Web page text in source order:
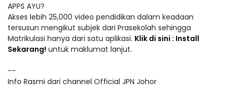
APPS AYU?
Akses lebih 25,000 video pendidikan dalam keadaan
tersusun mengikut subjek dari Prasekolah sehingga
Matrikulasi hanya dari satu aplikasi. Klik di sini : Install
Sekarang! untuk maklumat lanjut.
--
Info Rasmi dari channel Official JPN Johor